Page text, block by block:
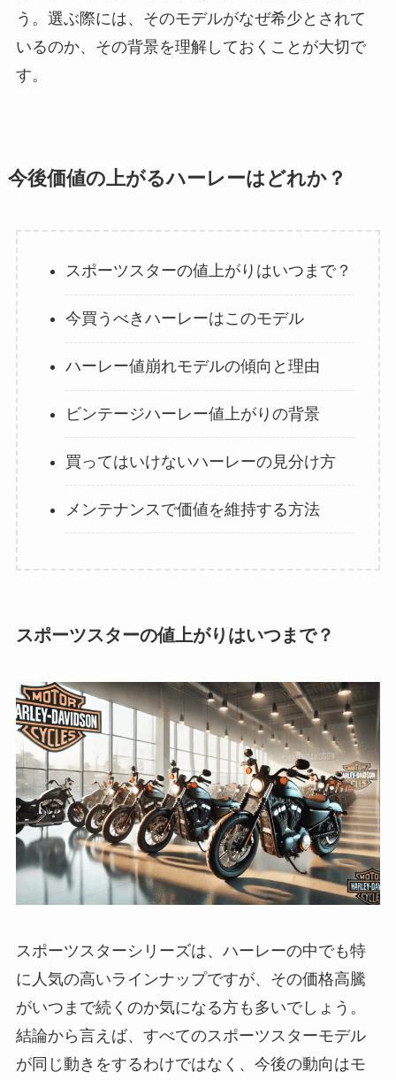
う。選ぶ際には、そのモデルがなぜ希少とされて
いるのか、その背景を理解しておくことが大切で
す。
今後価値の上がるハーレーはどれか？
スポーツスターの値上がりはいつまで？
今買うべきハーレーはこのモデル
ハーレー値崩れモデルの傾向と理由
ビンテージハーレー値上がりの背景
買ってはいけないハーレーの見分け方
メンテナンスで価値を維持する方法
スポーツスターの値上がりはいつまで？
スポーツスターシリーズは、ハーレーの中でも特
に人気の高いラインナップですが、その価格高騰
がいつまで続くのか気になる方も多いでしょう。
結論から言えば、すべてのスポーツスターモデル
が同じ動きをするわけではなく、今後の動向はモ